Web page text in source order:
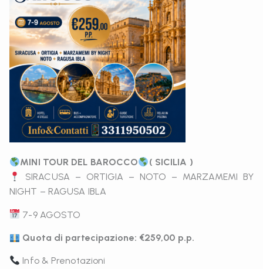
MINI TOUR DEL BAROCCO
( SICILIA )
SIRACUSA – ORTIGIA – NOTO – MARZAMEMI BY
NIGHT – RAGUSA IBLA
7-9 AGOSTO
Quota di partecipazione: €259,00 p.p.
Info & Prenotazioni